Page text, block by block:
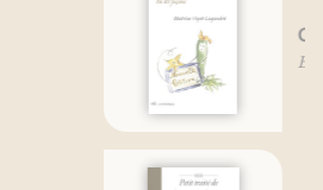
Courgettes, je vous aime
Béatrice Vigot-Lagandré